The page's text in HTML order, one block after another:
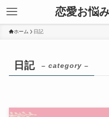
恋愛お悩
ホーム 日記
日記 – category –